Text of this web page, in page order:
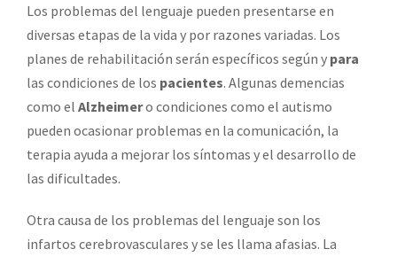
Los problemas del lenguaje pueden presentarse en
diversas etapas de la vida y por razones variadas. Los
planes de rehabilitación serán específicos según y para
las condiciones de los pacientes. Algunas demencias
como el Alzheimero condiciones como el autismo
pueden ocasionar problemas en la comunicación, la
terapia ayuda a mejorar los síntomas y el desarrollo de
las dificultades.
Otra causa de los problemas del lenguaje son los
infartos cerebrovasculares y se les llama afasias. La